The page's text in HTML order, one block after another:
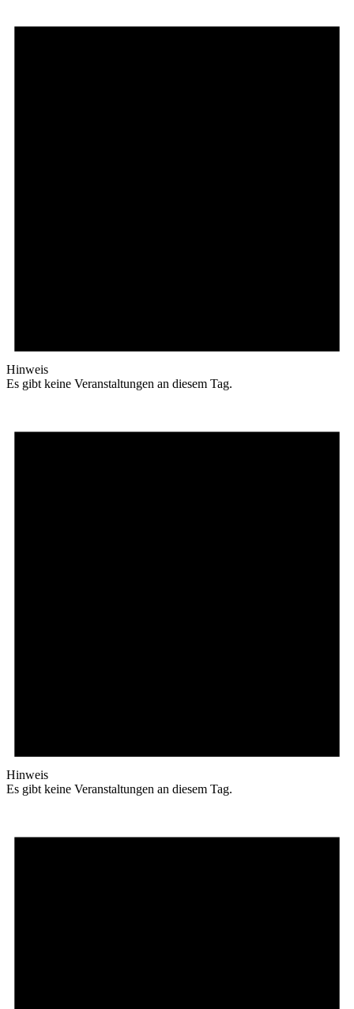
Hinweis
Es gibt keine Veranstaltungen an diesem Tag.
Hinweis
Es gibt keine Veranstaltungen an diesem Tag.